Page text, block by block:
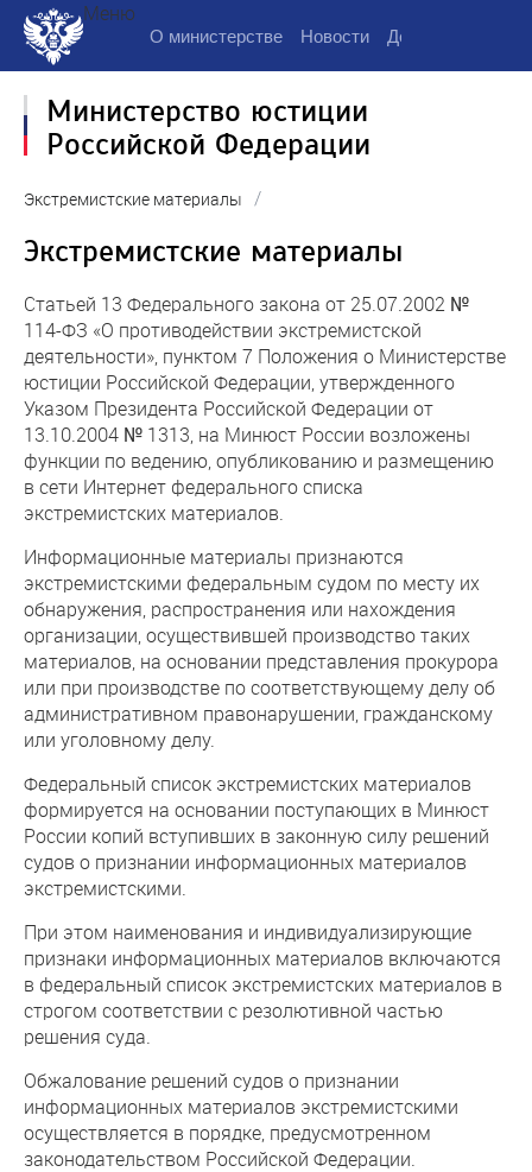
Меню
О министерстве Новости Деятельность
Министерство юстиции
Российской Федерации
Экстремистские материалы /
Экстремистские материалы
Статьей 13 Федерального закона от 25.07.2002 №
114-ФЗ «О противодействии экстремистской
деятельности», пунктом 7 Положения о Министерстве
юстиции Российской Федерации, утвержденного
Указом Президента Российской Федерации от
13.10.2004 № 1313, на Минюст России возложены
функции по ведению, опубликованию и размещению
в сети Интернет федерального списка
экстремистских материалов.
Информационные материалы признаются
экстремистскими федеральным судом по месту их
обнаружения, распространения или нахождения
организации, осуществившей производство таких
материалов, на основании представления прокурора
или при производстве по соответствующему делу об
административном правонарушении, гражданскому
или уголовному делу.
Федеральный список экстремистских материалов
формируется на основании поступающих в Минюст
России копий вступивших в законную силу решений
судов о признании информационных материалов
экстремистскими.
При этом наименования и индивидуализирующие
признаки информационных материалов включаются
в федеральный список экстремистских материалов в
строгом соответствии с резолютивной частью
решения суда.
Обжалование решений судов о признании
информационных материалов экстремистскими
осуществляется в порядке, предусмотренном
законодательством Российской Федерации.